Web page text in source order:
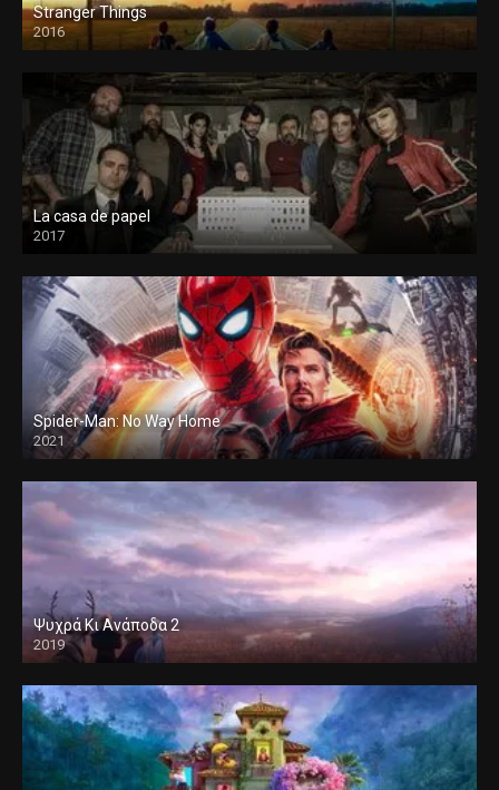
Stranger Things
2016
La casa de papel
2017
Spider-Man: No Way Home
2021
Ψυχρά Κι Ανάποδα 2
2019